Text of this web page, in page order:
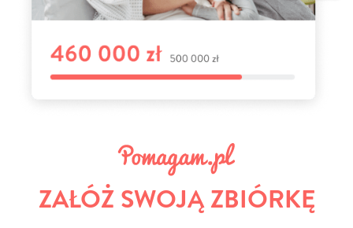
ZAŁÓŻ SWOJĄ ZBIÓRKĘ